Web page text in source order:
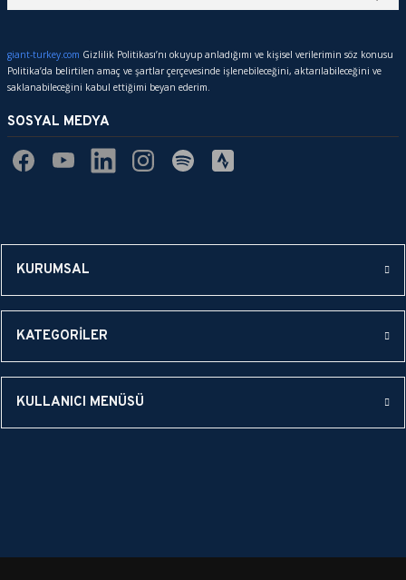
giant-turkey.com Gizlilik Politikası’nı okuyup anladığımı ve kişisel verilerimin söz konusu
Politika’da belirtilen amaç ve şartlar çerçevesinde işlenebileceğini, aktarılabileceğini ve
saklanabileceğini kabul ettiğimi beyan ederim.
SOSYAL MEDYA
KURUMSAL
KATEGORİLER
KULLANICI MENÜSÜ